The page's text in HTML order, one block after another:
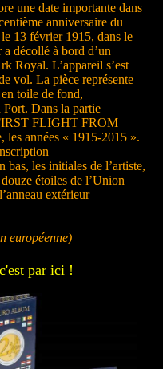
une date importante dans
anniversaire du
13 février 1915, dans le
décollé à bord d’un
Royal. L’appareil s’est
vol. La pièce représente
toile de fond,
Port. Dans la partie
FLIGHT FROM
années « 1915-2015 ».
les initiales de l’artiste,
étoiles de l’Union
extérieur
européenne)
par ici !